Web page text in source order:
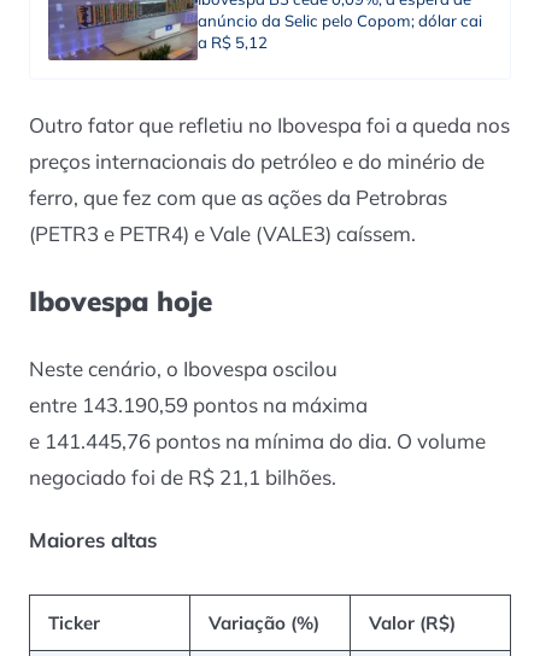
anúncio da Selic pelo Copom; dólar cai
a R$ 5,12
Outro fator que refletiu no Ibovespa foi a queda nos
preços internacionais do petróleo e do minério de
ferro, que fez com que as ações da Petrobras
(PETR3 e PETR4) e Vale (VALE3) caíssem.
Ibovespa hoje
Neste cenário, o Ibovespa oscilou
entre 143.190,59 pontos na máxima
e 141.445,76 pontos na mínima do dia. O volume
negociado foi de R$ 21,1 bilhões.
Maiores altas
Ticker Variação (%) Valor (R$)